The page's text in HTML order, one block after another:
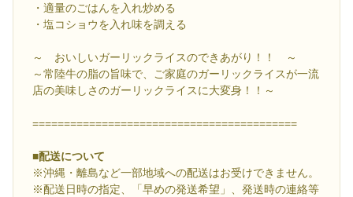
・適量のごはんを入れ炒める
・塩コショウを入れ味を調える
～ おいしいガーリックライスのできあがり！！ ～
～常陸牛の脂の旨味で、ご家庭のガーリックライスが一流
店の美味しさのガーリックライスに大変身！！～
==========================================
■配送について
※沖縄・離島など一部地域への配送はお受けできません。
※配送日時の指定、「早めの発送希望」、発送時の連絡等